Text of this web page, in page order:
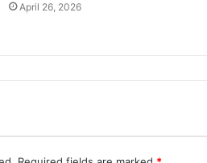
April 26, 2026